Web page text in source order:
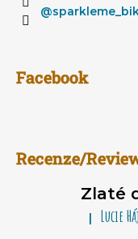
Facebook
Recenze/
Lucie